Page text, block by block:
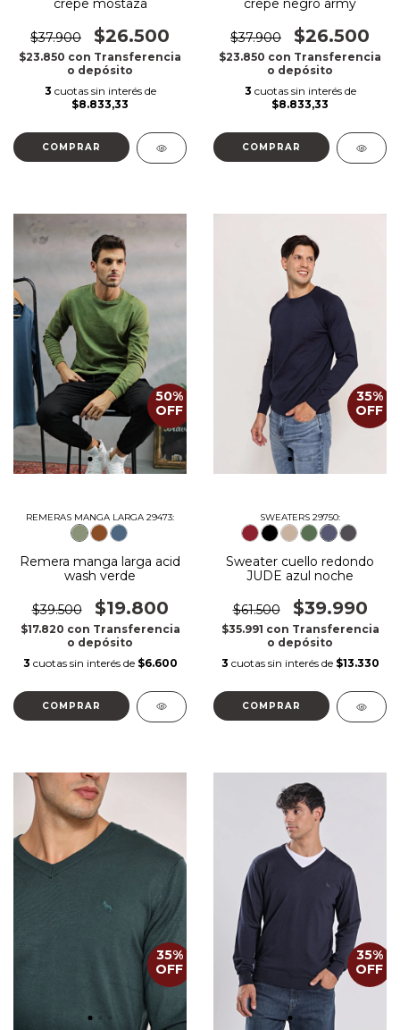
crepe mostaza
$37.900 $26.500
$23.850 con Transferencia
o depósito
3 cuotas sin interés de
$8.833,33
COMPRAR
crepe negro army
$37.900 $26.500
$23.850 con Transferencia
o depósito
3 cuotas sin interés de
$8.833,33
COMPRAR
50%
OFF
REMERAS MANGA LARGA 29473:
Remera manga larga acid
wash verde
$39.500 $19.800
$17.820 con Transferencia
o depósito
3 cuotas sin interés de $6.600
COMPRAR
35%
OFF
SWEATERS 29750:
Sweater cuello redondo
JUDE azul noche
$61.500 $39.990
$35.991 con Transferencia
o depósito
3 cuotas sin interés de $13.330
COMPRAR
35%
OFF
35%
OFF